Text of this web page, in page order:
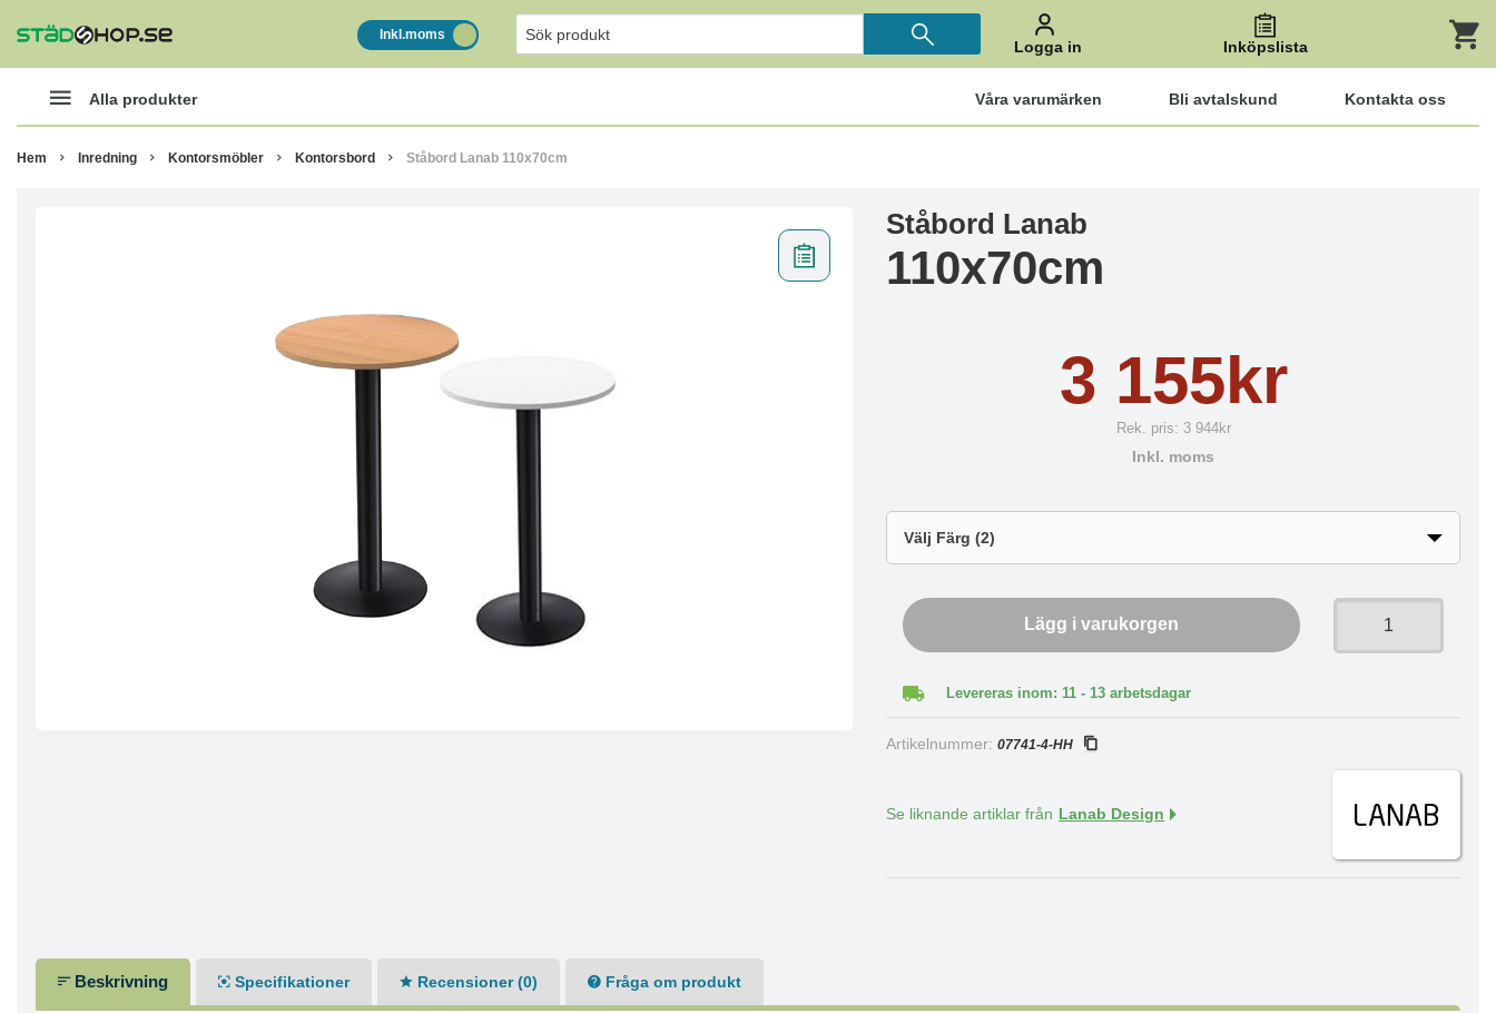
Inkl.moms
Logga in Inköpslista
Alla produkter Våra varumärken Bli avtalskund Kontakta oss
Hem Inredning Kontorsmöbler Kontorsbord Ståbord Lanab 110x70cm
Ståbord Lanab
110x70cm
3 155kr
Rek. pris: 3 944kr
Inkl. moms
Lägg i varukorgen
Levereras inom: 11 - 13 arbetsdagar
Artikelnummer:07741-4-HH
Se liknande artiklar från Lanab Design
Beskrivning Specifikationer Recensioner (0) Fråga om produkt